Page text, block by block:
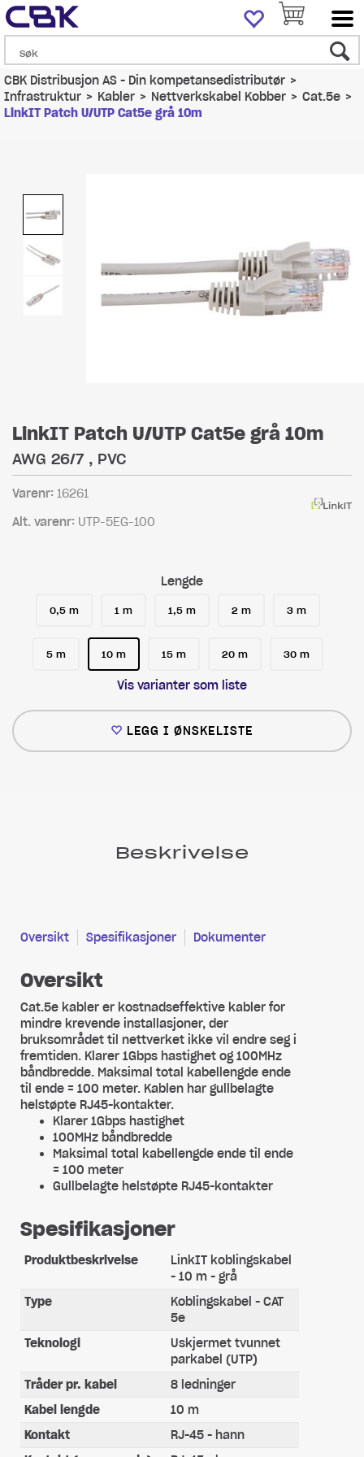
CBK Distribusjon AS - Din kompetansedistributør>
Infrastruktur>Kabler>Nettverkskabel Kobber>Cat.5e>
LinkIT Patch U/UTP Cat5e grå 10m
LinkIT Patch U/UTP Cat5e grå 10m
AWG 26/7 , PVC
Varenr: 16261
Alt. varenr: UTP-5EG-100
Lengde
0,5 m 1 m 1,5 m 2 m 3 m
5 m 10 m 15 m 20 m 30 m
Vis varianter som liste
LEGG I ØNSKELISTE
Beskrivelse
Oversikt Spesifikasjoner Dokumenter
Oversikt
Cat.5e kabler er kostnadseffektive kabler for
mindre krevende installasjoner, der
bruksområdet til nettverket ikke vil endre seg i
fremtiden. Klarer 1Gbps hastighet og 100MHz
båndbredde. Maksimal total kabellengde ende
til ende = 100 meter. Kablen har gullbelagte
helstøpte RJ45-kontakter.
Klarer 1Gbps hastighet
100MHz båndbredde
Maksimal total kabellengde ende til ende
= 100 meter
Gullbelagte helstøpte RJ45-kontakter
Spesifikasjoner
Produktbeskrivelse
LinkIT koblingskabel
- 10 m - grå
Type
Koblingskabel - CAT
5e
Teknologi
Uskjermet tvunnet
parkabel (UTP)
Tråder pr. kabel
8 ledninger
Kabel lengde
10 m
Kontakt
RJ-45 - hann